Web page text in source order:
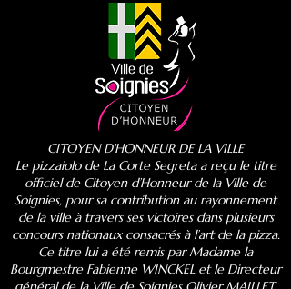
CITOYEN D'HONNEUR DE LA VILLE
Le pizzaiolo de La Corte Segreta a reçu le titre
officiel de Citoyen d’Honneur de la Ville de
Soignies, pour sa contribution au rayonnement
de la ville à travers ses victoires dans plusieurs
concours nationaux consacrés à l’art de la pizza.
Ce titre lui a été remis par Madame la
Bourgmestre Fabienne WINCKEL et le Directeur